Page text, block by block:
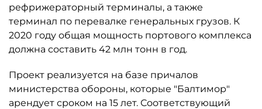
рефрижераторный терминалы, а также
терминал по перевалке генеральных грузов. К
2020 году общая мощность портового комплекса
должна составить 42 млн тонн в год.
Проект реализуется на базе причалов
министерства обороны, которые "Балтимор"
арендует сроком на 15 лет. Соответствующий